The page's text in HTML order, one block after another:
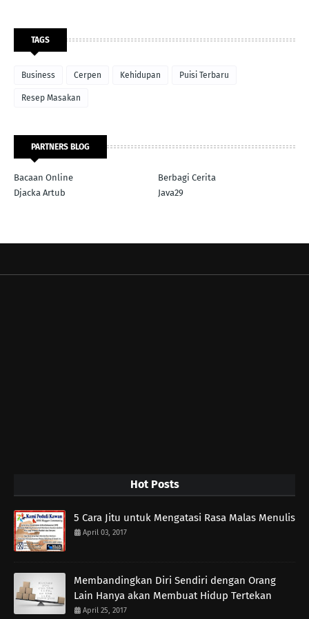
TAGS
Business Cerpen Kehidupan Puisi Terbaru
Resep Masakan
PARTNERS BLOG
Bacaan Online
Berbagi Cerita
Djacka Artub
Java29
Hot Posts
5 Cara Jitu untuk Mengatasi Rasa Malas Menulis
April 03, 2017
Membandingkan Diri Sendiri dengan Orang
Lain Hanya akan Membuat Hidup Tertekan
April 25, 2017